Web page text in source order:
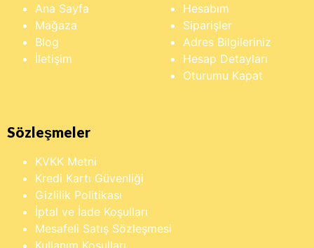
Ana Sayfa
Mağaza
Blog
İletişim
Hesabım
Siparişler
Adres Bilgileriniz
Hesap Detayları
Oturumu Kapat
Sözleşmeler
KVKK Metni
Kredi Kartı Güvenliği
Gizlilik Politikası
İptal ve İade Koşulları
Mesafeli Satış Sözleşmesi
Kullanım Koşulları